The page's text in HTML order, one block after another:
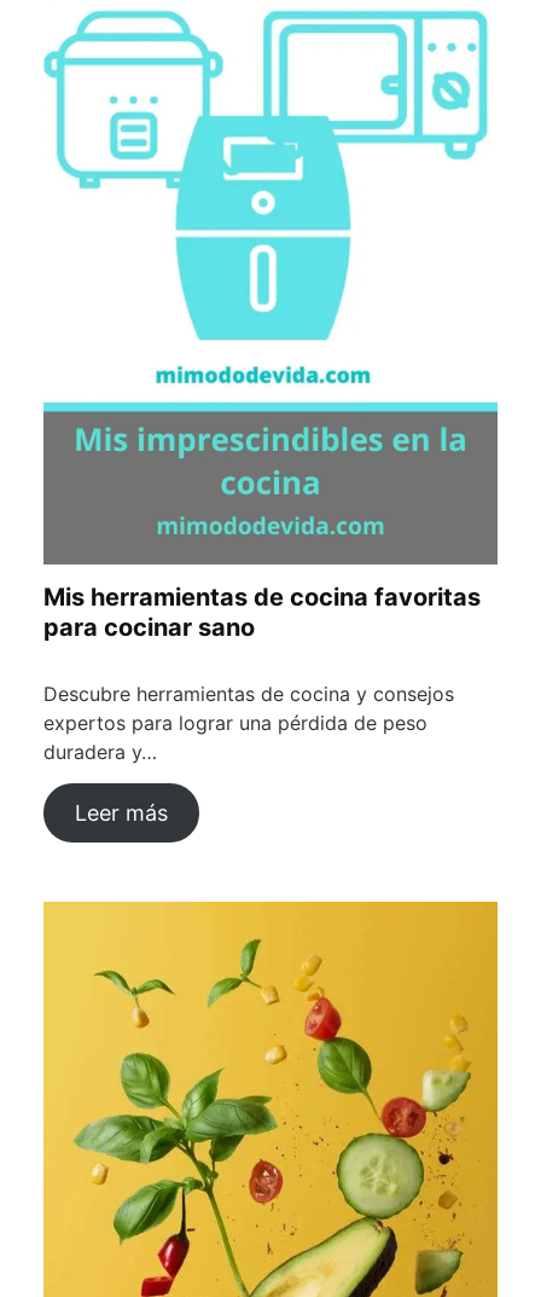
Mis herramientas de cocina favoritas
para cocinar sano
Descubre herramientas de cocina y consejos
expertos para lograr una pérdida de peso
duradera y…
Leer más